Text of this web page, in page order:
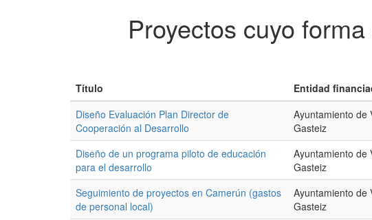
Proyectos cuyo
Título Entidad
Diseño Evaluación Plan Director de
Cooperación al Desarrollo
Ayuntamiento de
Gasteiz
Diseño de un programa piloto de educación
para el desarrollo
Ayuntamiento de
Gasteiz
Seguimiento de proyectos en Camerún (gastos
de personal local)
Ayuntamiento de
Gasteiz